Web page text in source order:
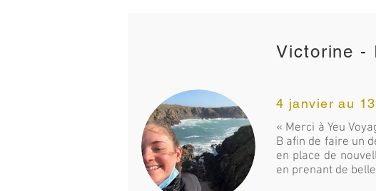
Victorine -
4 janvier au
« Merci à Yeu
B afin de faire un
en place de
en prenant de